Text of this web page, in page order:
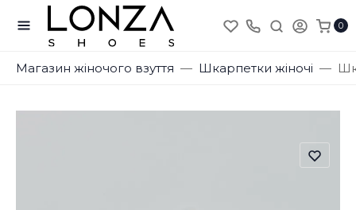
0
Магазин жіночого взуття Шкарпетки жіночі